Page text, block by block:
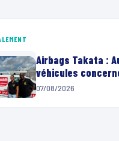
Airbags Takata :
véhicules
07/08/2026